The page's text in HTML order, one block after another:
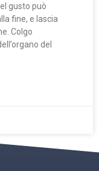
gusto può
fine, e lascia
Colgo
del